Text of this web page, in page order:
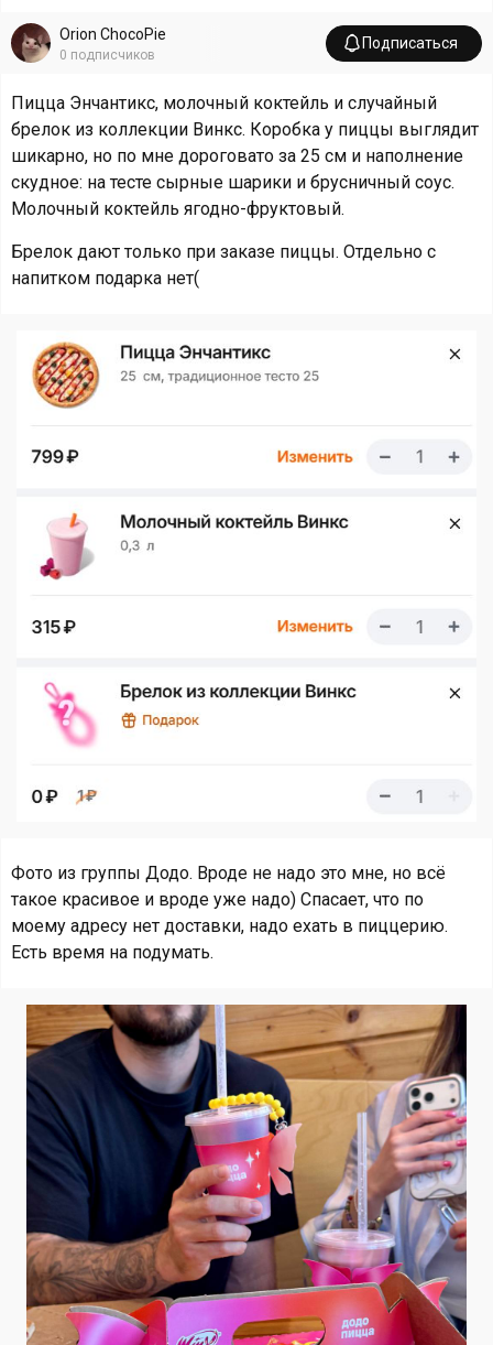
Orion ChocoPie
0 подписчиков
Подписаться
Пицца Энчантикс, молочный коктейль и случайный
брелок из коллекции Винкс. Коробка у пиццы выглядит
шикарно, но по мне дороговато за 25 см и наполнение
скудное: на тесте сырные шарики и брусничный соус.
Молочный коктейль ягодно-фруктовый.
Брелок дают только при заказе пиццы. Отдельно с
напитком подарка нет(
Фото из группы Додо. Вроде не надо это мне, но всё
такое красивое и вроде уже надо) Спасает, что по
моему адресу нет доставки, надо ехать в пиццерию.
Есть время на подумать.